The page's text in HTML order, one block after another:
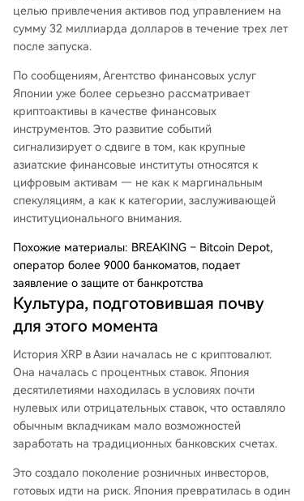
целью привлечения активов под управлением на
сумму 32 миллиарда долларов в течение трех лет
после запуска.
По сообщениям, Агентство финансовых услуг
Японии уже более серьезно рассматривает
криптоактивы в качестве финансовых
инструментов. Это развитие событий
сигнализирует о сдвиге в том, как крупные
азиатские финансовые институты относятся к
цифровым активам — не как к маргинальным
спекуляциям, а как к категории, заслуживающей
институционального внимания.
Похожие материалы: BREAKING – Bitcoin Depot,
оператор более 9000 банкоматов, подает
заявление о защите от банкротства
Культура, подготовившая почву
для этого момента
История XRP в Азии началась не с криптовалют.
Она началась с процентных ставок. Япония
десятилетиями находилась в условиях почти
нулевых или отрицательных ставок, что оставляло
обычным вкладчикам мало возможностей
заработать на традиционных банковских счетах.
Это создало поколение розничных инвесторов,
готовых идти на риск. Япония превратилась в один